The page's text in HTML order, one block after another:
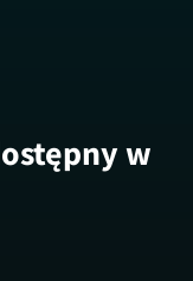
w